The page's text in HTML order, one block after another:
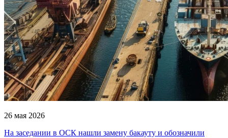
26 мая 2026
На заседании в ОСК нашли замену бакауту и обозначили